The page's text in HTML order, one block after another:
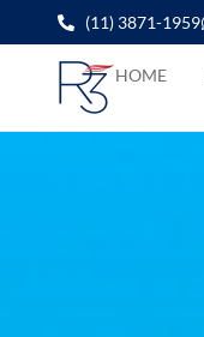
(11) 3871-1959
HOME